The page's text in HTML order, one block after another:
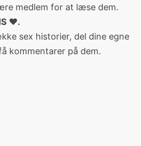
medlem for at læse dem.
♥.
sex historier, del dine egne
kommentarer på dem.